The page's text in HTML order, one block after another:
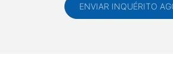
ENVIAR INQUÉRITO